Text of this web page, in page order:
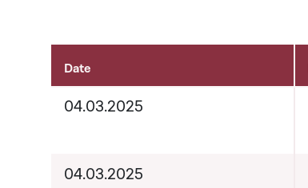
Activités sur le dossier
Date
04.03.2025
04.03.2025